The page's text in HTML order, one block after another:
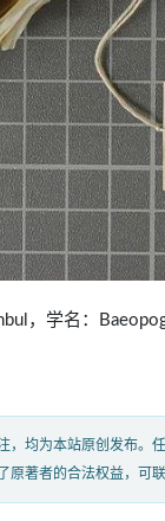
，学名：
，均为本站原创发布。
著者的合法权益，可